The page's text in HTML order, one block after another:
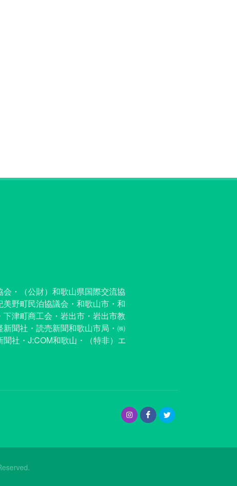
・（公財）和歌山県国際交流協
野町民泊協議会・和歌山市・和
津町商工会・岩出市・岩出市教
聞社・読売新聞和歌山市局・㈱
社・J:COM和歌山・（特非）エ